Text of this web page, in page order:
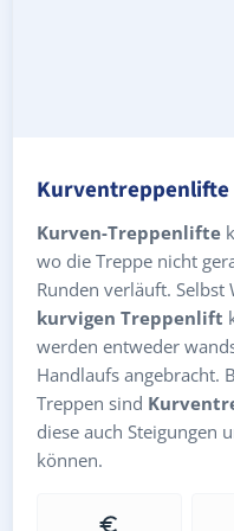
Kurventreppenlifte
Kurven-Treppenlifte
wo die Treppe nicht
Runden verläuft.
kurvigen Treppenlift
werden entweder
Handlaufs angebracht.
Treppen sind
diese auch Steigungen
können.